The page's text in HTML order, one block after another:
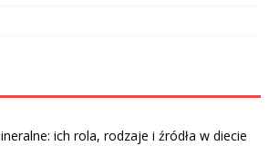
ich rola, rodzaje i źródła w diecie